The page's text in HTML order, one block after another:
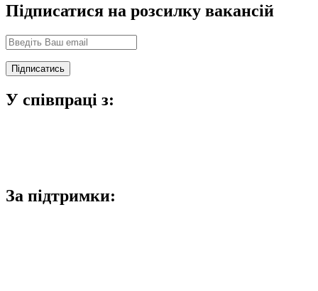
Підписатися на розсилку вакансій
У співпраці з:
За підтримки: